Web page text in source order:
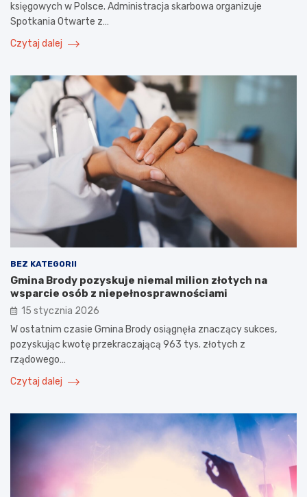
księgowych w Polsce. Administracja skarbowa organizuje
Spotkania Otwarte z…
Czytaj dalej
BEZ KATEGORII
Gmina Brody pozyskuje niemal milion złotych na
wsparcie osób z niepełnosprawnościami
15 stycznia 2026
W ostatnim czasie Gmina Brody osiągnęła znaczący sukces,
pozyskując kwotę przekraczającą 963 tys. złotych z
rządowego…
Czytaj dalej